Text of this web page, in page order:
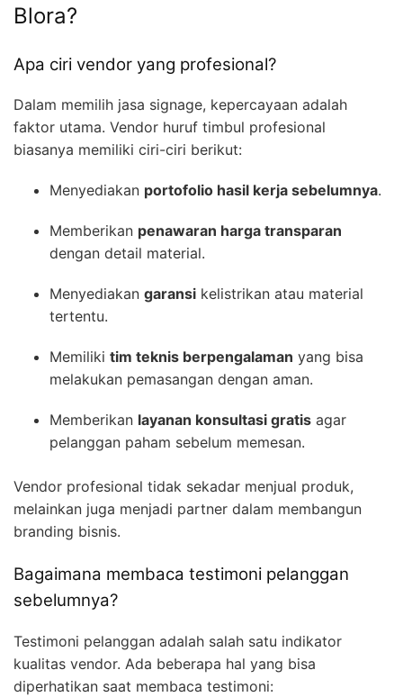
Blora?
Apa ciri vendor yang profesional?
Dalam memilih jasa signage, kepercayaan adalah
faktor utama. Vendor huruf timbul profesional
biasanya memiliki ciri-ciri berikut:
Menyediakan portofolio hasil kerja sebelumnya.
Memberikan penawaran harga transparan
dengan detail material.
Menyediakan garansi kelistrikan atau material
tertentu.
Memiliki tim teknis berpengalaman yang bisa
melakukan pemasangan dengan aman.
Memberikan layanan konsultasi gratis agar
pelanggan paham sebelum memesan.
Vendor profesional tidak sekadar menjual produk,
melainkan juga menjadi partner dalam membangun
branding bisnis.
Bagaimana membaca testimoni pelanggan
sebelumnya?
Testimoni pelanggan adalah salah satu indikator
kualitas vendor. Ada beberapa hal yang bisa
diperhatikan saat membaca testimoni: